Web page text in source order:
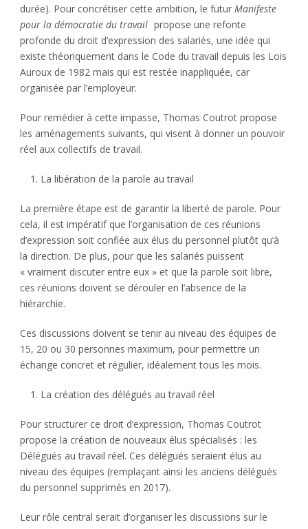
durée). Pour concrétiser cette ambition, le futur Manifeste
pour la démocratie du travail propose une refonte
profonde du droit d’expression des salariés, une idée qui
existe théoriquement dans le Code du travail depuis les Lois
Auroux de 1982 mais qui est restée inappliquée, car
organisée par l’employeur.
Pour remédier à cette impasse, Thomas Coutrot propose
les aménagements suivants, qui visent à donner un pouvoir
réel aux collectifs de travail.
La libération de la parole au travail
La première étape est de garantir la liberté de parole. Pour
cela, il est impératif que l’organisation de ces réunions
d’expression soit confiée aux élus du personnel plutôt qu’à
la direction. De plus, pour que les salariés puissent
« vraiment discuter entre eux » et que la parole soit libre,
ces réunions doivent se dérouler en l’absence de la
hiérarchie.
Ces discussions doivent se tenir au niveau des équipes de
15, 20 ou 30 personnes maximum, pour permettre un
échange concret et régulier, idéalement tous les mois.
La création des délégués au travail réel
Pour structurer ce droit d’expression, Thomas Coutrot
propose la création de nouveaux élus spécialisés : les
Délégués au travail réel. Ces délégués seraient élus au
niveau des équipes (remplaçant ainsi les anciens délégués
du personnel supprimés en 2017).
Leur rôle central serait d’organiser les discussions sur le